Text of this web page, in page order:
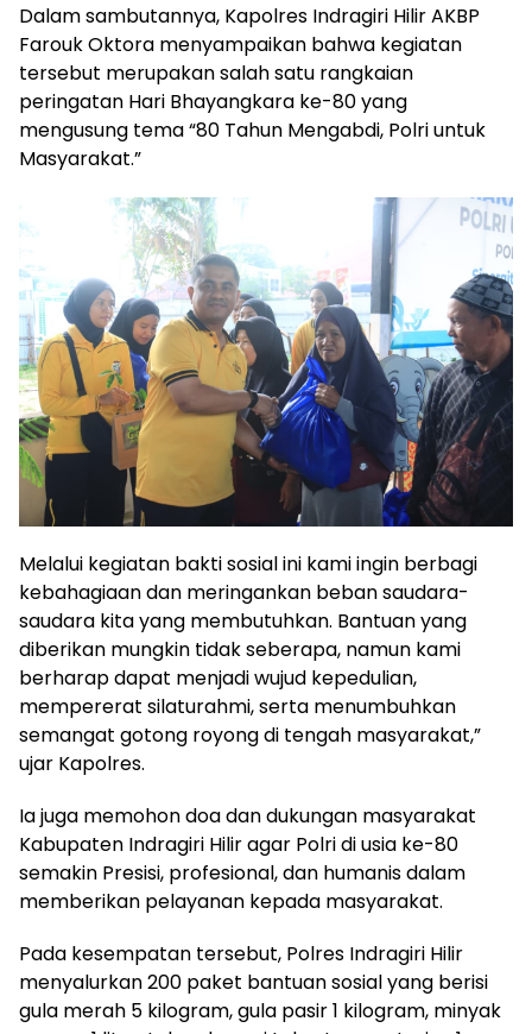
Dalam sambutannya, Kapolres Indragiri Hilir AKBP
Farouk Oktora menyampaikan bahwa kegiatan
tersebut merupakan salah satu rangkaian
peringatan Hari Bhayangkara ke-80 yang
mengusung tema “80 Tahun Mengabdi, Polri untuk
Masyarakat.”
Melalui kegiatan bakti sosial ini kami ingin berbagi
kebahagiaan dan meringankan beban saudara-
saudara kita yang membutuhkan. Bantuan yang
diberikan mungkin tidak seberapa, namun kami
berharap dapat menjadi wujud kepedulian,
mempererat silaturahmi, serta menumbuhkan
semangat gotong royong di tengah masyarakat,”
ujar Kapolres.
Ia juga memohon doa dan dukungan masyarakat
Kabupaten Indragiri Hilir agar Polri di usia ke-80
semakin Presisi, profesional, dan humanis dalam
memberikan pelayanan kepada masyarakat.
Pada kesempatan tersebut, Polres Indragiri Hilir
menyalurkan 200 paket bantuan sosial yang berisi
gula merah 5 kilogram, gula pasir 1 kilogram, minyak